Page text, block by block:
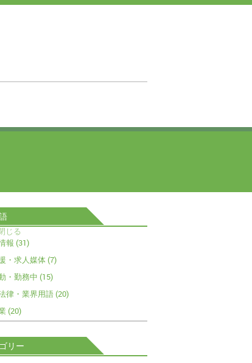
じる
報 (31)
・求人媒体 (7)
・勤務中 (15)
律・業界用語 (20)
(20)
リー